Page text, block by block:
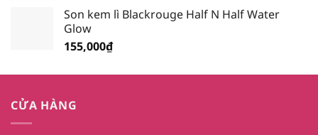
Son kem lì Blackrouge Half N Half Water
Glow
155,000₫
CỬA HÀNG